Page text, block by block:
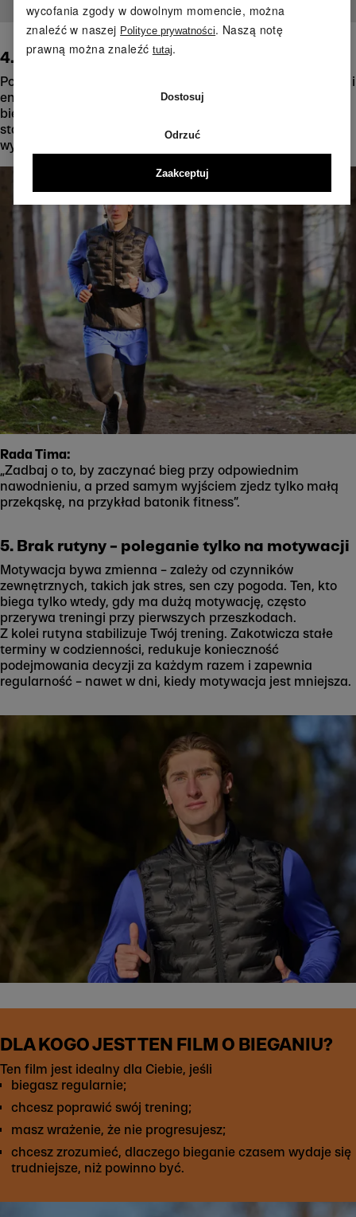
4. Zły czas posiłków i picia przed biegiem
Po obfitym posiłku organizm zajęty jest trawieniem – krew i
energia kierowane są do układu pokarmowego. Podczas
biegu brakuje ich wtedy w pracujących mięśniach: bieg
staje się ociężały, nogi szybciej robią się ciężkie, a tempo
wydaje się niepotrzebnie wyczerpujące.
Rada Tima:
„Zadbaj o to, by zaczynać bieg przy odpowiednim
nawodnieniu, a przed samym wyjściem zjedz tylko małą
przekąskę, na przykład batonik fitness”.
5. Brak rutyny – poleganie tylko na motywacji
Motywacja bywa zmienna – zależy od czynników
zewnętrznych, takich jak stres, sen czy pogoda. Ten, kto
biega tylko wtedy, gdy ma dużą motywację, często
przerywa treningi przy pierwszych przeszkodach.
Z kolei rutyna stabilizuje Twój trening. Zakotwicza stałe
terminy w codzienności, redukuje konieczność
podejmowania decyzji za każdym razem i zapewnia
regularność – nawet w dni, kiedy motywacja jest mniejsza.
DLA KOGO JEST TEN FILM O BIEGANIU?
Ten film jest idealny dla Ciebie, jeśli
biegasz regularnie;
chcesz poprawić swój trening;
masz wrażenie, że nie progresujesz;
chcesz zrozumieć, dlaczego bieganie czasem wydaje się
trudniejsze, niż powinno być.
wycofania zgody w dowolnym momencie, można
znaleźć w naszej Polityce prywatności. Naszą notę
prawną można znaleźć tutaj.
Dostosuj
Odrzuć
Zaakceptuj